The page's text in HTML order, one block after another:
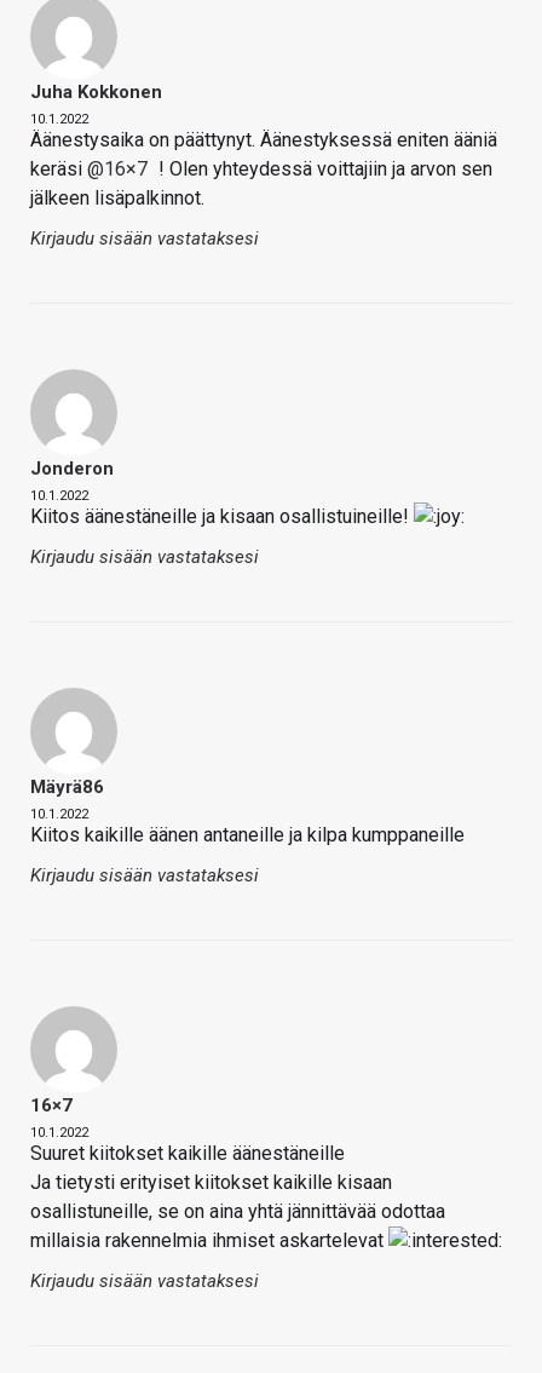
Juha Kokkonen
10.1.2022
Äänestysaika on päättynyt. Äänestyksessä eniten ääniä
keräsi @16×7 ! Olen yhteydessä voittajiin ja arvon sen
jälkeen lisäpalkinnot.
Kirjaudu sisään vastataksesi
Jonderon
10.1.2022
Kiitos äänestäneille ja kisaan osallistuineille!
Kirjaudu sisään vastataksesi
Mäyrä86
10.1.2022
Kiitos kaikille äänen antaneille ja kilpa kumppaneille
Kirjaudu sisään vastataksesi
16×7
10.1.2022
Suuret kiitokset kaikille äänestäneille
Ja tietysti erityiset kiitokset kaikille kisaan
osallistuneille, se on aina yhtä jännittävää odottaa
millaisia rakennelmia ihmiset askartelevat
Kirjaudu sisään vastataksesi